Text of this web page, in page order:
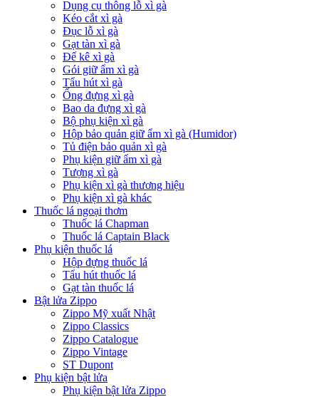
Dụng cụ thông lỗ xì gà
Kéo cắt xì gà
Đục lỗ xì gà
Gạt tàn xì gà
Đế kê xì gà
Gói giữ ẩm xì gà
Tẩu hút xì gà
Ống đựng xì gà
Bao da đựng xì gà
Bộ phụ kiện xì gà
Hộp bảo quản giữ ẩm xì gà (Humidor)
Tủ điện bảo quản xì gà
Phụ kiện giữ ẩm xì gà
Tượng xì gà
Phụ kiện xì gà thương hiệu
Phụ kiện xì gà khác
Thuốc lá ngoại thơm
Thuốc lá Chapman
Thuốc lá Captain Black
Phụ kiện thuốc lá
Hộp đựng thuốc lá
Tẩu hút thuốc lá
Gạt tàn thuốc lá
Bật lửa Zippo
Zippo Mỹ xuất Nhật
Zippo Classics
Zippo Catalogue
Zippo Vintage
ST Dupont
Phụ kiện bật lửa
Phụ kiện bật lửa Zippo